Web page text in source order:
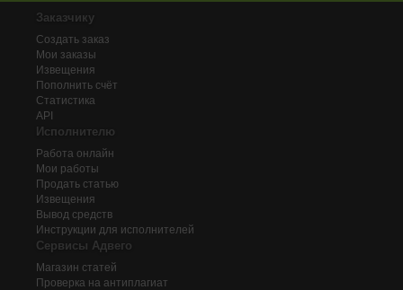
Заказчику
Создать заказ
Мои заказы
Извещения
Пополнить счёт
Статистика
API
Исполнителю
Работа онлайн
Мои работы
Продать статью
Извещения
Вывод средств
Инструкции для исполнителей
Сервисы Адвего
Магазин статей
Проверка на антиплагиат